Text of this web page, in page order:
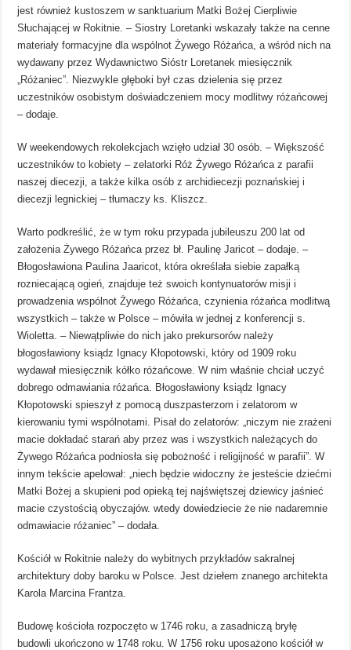
jest również kustoszem w sanktuarium Matki Bożej Cierpliwie
Słuchającej w Rokitnie. – Siostry Loretanki wskazały także na cenne
materiały formacyjne dla wspólnot Żywego Różańca, a wśród nich na
wydawany przez Wydawnictwo Sióstr Loretanek miesięcznik
„Różaniec”. Niezwykle głęboki był czas dzielenia się przez
uczestników osobistym doświadczeniem mocy modlitwy różańcowej
– dodaje.
W weekendowych rekolekcjach wzięło udział 30 osób. – Większość
uczestników to kobiety – zelatorki Róż Żywego Różańca z parafii
naszej diecezji, a także kilka osób z archidiecezji poznańskiej i
diecezji legnickiej – tłumaczy ks. Kliszcz.
Warto podkreślić, że w tym roku przypada jubileuszu 200 lat od
założenia Żywego Różańca przez bł. Paulinę Jaricot – dodaje. –
Błogosławiona Paulina Jaaricot, która określała siebie zapałką
rozniecającą ogień, znajduje też swoich kontynuatorów misji i
prowadzenia wspólnot Żywego Różańca, czynienia różańca modlitwą
wszystkich – także w Polsce – mówiła w jednej z konferencji s.
Wioletta. – Niewątpliwie do nich jako prekursorów należy
błogosławiony ksiądz Ignacy Kłopotowski, który od 1909 roku
wydawał miesięcznik kółko różańcowe. W nim właśnie chciał uczyć
dobrego odmawiania różańca. Błogosławiony ksiądz Ignacy
Kłopotowski spieszył z pomocą duszpasterzom i zelatorom w
kierowaniu tymi wspólnotami. Pisał do zelatorów: „niczym nie zrażeni
macie dokładać starań aby przez was i wszystkich należących do
Żywego Różańca podniosła się pobożność i religijność w parafii”. W
innym tekście apelował: „niech będzie widoczny że jesteście dziećmi
Matki Bożej a skupieni pod opieką tej najświętszej dziewicy jaśnieć
macie czystością obyczajów. wtedy dowiedziecie że nie nadaremnie
odmawiacie różaniec” – dodała.
Kościół w Rokitnie należy do wybitnych przykładów sakralnej
architektury doby baroku w Polsce. Jest dziełem znanego architekta
Karola Marcina Frantza.
Budowę kościoła rozpoczęto w 1746 roku, a zasadniczą bryłę
budowli ukończono w 1748 roku. W 1756 roku uposażono kościół w